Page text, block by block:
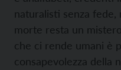
naturalisti senza
morte resta un
che ci rende umani è
consapevolezza della